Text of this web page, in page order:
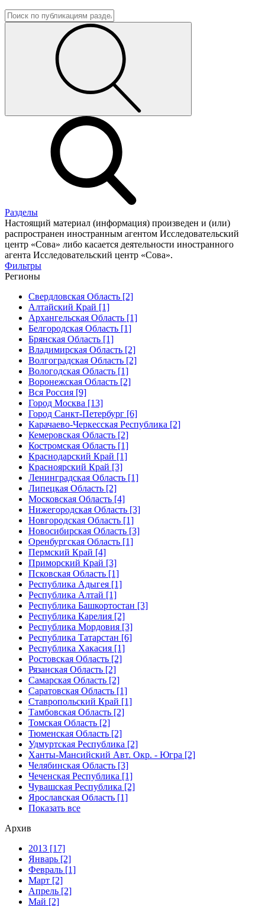
Разделы
Настоящий материал (информация) произведен и (или)
распространен иностранным агентом Исследовательский
центр «Сова» либо касается деятельности иностранного
агента Исследовательский центр «Сова».
Фильтры
Регионы
Свердловская Область [2]
Алтайский Край [1]
Архангельская Область [1]
Белгородская Область [1]
Брянская Область [1]
Владимирская Область [2]
Волгоградская Область [2]
Вологодская Область [1]
Воронежская Область [2]
Вся Россия [9]
Город Москва [13]
Город Санкт-Петербург [6]
Карачаево-Черкесская Республика [2]
Кемеровская Область [2]
Костромская Область [1]
Краснодарский Край [1]
Красноярский Край [3]
Ленинградская Область [1]
Липецкая Область [2]
Московская Область [4]
Нижегородская Область [3]
Новгородская Область [1]
Новосибирская Область [3]
Оренбургская Область [1]
Пермский Край [4]
Приморский Край [3]
Псковская Область [1]
Республика Адыгея [1]
Республика Алтай [1]
Республика Башкортостан [3]
Республика Карелия [2]
Республика Мордовия [3]
Республика Татарстан [6]
Республика Хакасия [1]
Ростовская Область [2]
Рязанская Область [2]
Самарская Область [2]
Саратовская Область [1]
Ставропольский Край [1]
Тамбовская Область [2]
Томская Область [2]
Тюменская Область [2]
Удмуртская Республика [2]
Ханты-Мансийский Авт. Окр. - Югра [2]
Челябинская Область [3]
Чеченская Республика [1]
Чувашская Республика [2]
Ярославская Область [1]
Показать все
Архив
2013 [17]
Январь [2]
Февраль [1]
Март [2]
Апрель [2]
Май [2]